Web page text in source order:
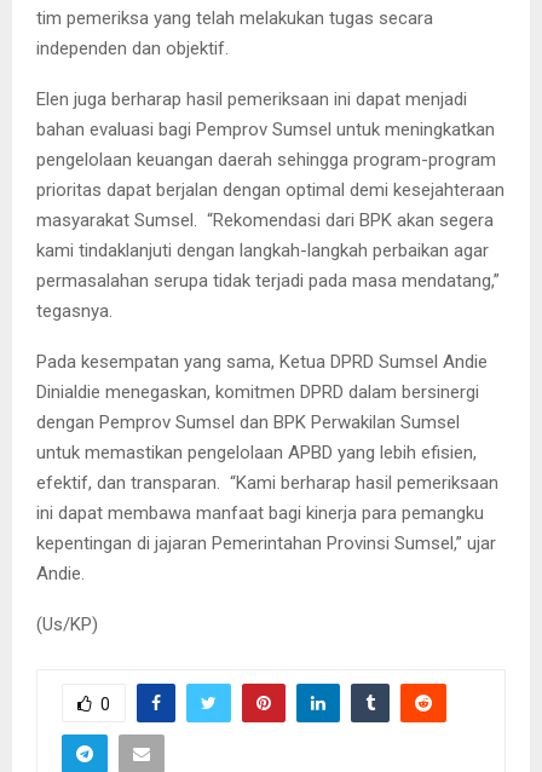
tim pemeriksa yang telah melakukan tugas secara
independen dan objektif.
Elen juga berharap hasil pemeriksaan ini dapat menjadi
bahan evaluasi bagi Pemprov Sumsel untuk meningkatkan
pengelolaan keuangan daerah sehingga program-program
prioritas dapat berjalan dengan optimal demi kesejahteraan
masyarakat Sumsel. “Rekomendasi dari BPK akan segera
kami tindaklanjuti dengan langkah-langkah perbaikan agar
permasalahan serupa tidak terjadi pada masa mendatang,”
tegasnya.
Pada kesempatan yang sama, Ketua DPRD Sumsel Andie
Dinialdie menegaskan, komitmen DPRD dalam bersinergi
dengan Pemprov Sumsel dan BPK Perwakilan Sumsel
untuk memastikan pengelolaan APBD yang lebih efisien,
efektif, dan transparan. “Kami berharap hasil pemeriksaan
ini dapat membawa manfaat bagi kinerja para pemangku
kepentingan di jajaran Pemerintahan Provinsi Sumsel,” ujar
Andie.
(Us/KP)
0